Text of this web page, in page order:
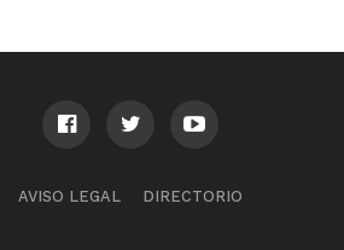
AVISO LEGAL DIRECTORIO